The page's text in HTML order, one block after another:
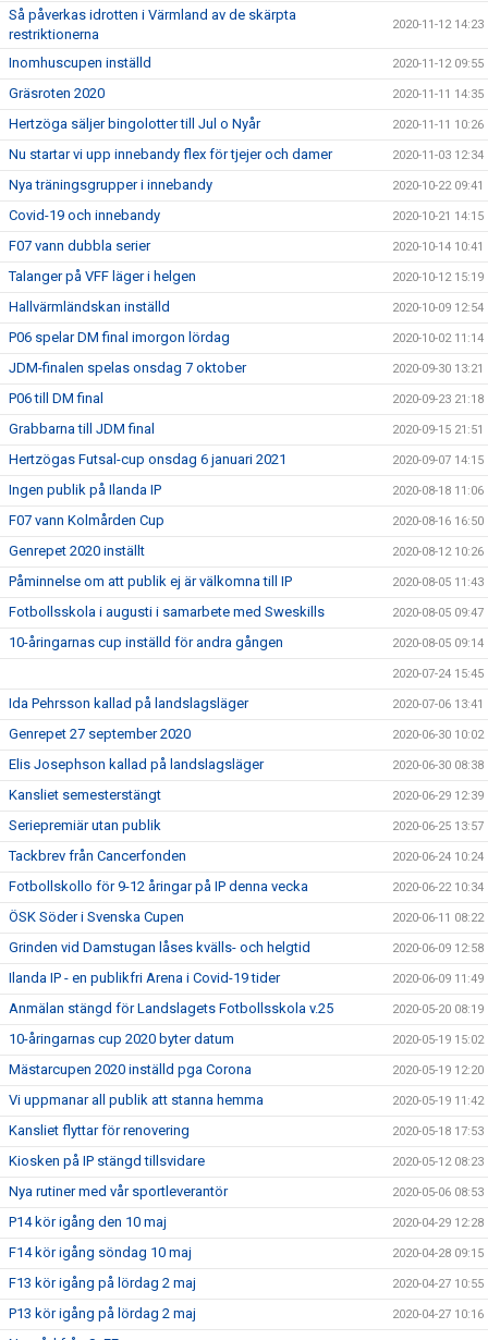
Så påverkas idrotten i Värmland av de skärpta
restriktionerna
2020-11-12 14:23
Inomhuscupen inställd 2020-11-12 09:55
Gräsroten 2020 2020-11-11 14:35
Hertzöga säljer bingolotter till Jul o Nyår 2020-11-11 10:26
Nu startar vi upp innebandy flex för tjejer och damer 2020-11-03 12:34
Nya träningsgrupper i innebandy 2020-10-22 09:41
Covid-19 och innebandy 2020-10-21 14:15
F07 vann dubbla serier 2020-10-14 10:41
Talanger på VFF läger i helgen 2020-10-12 15:19
Hallvärmländskan inställd 2020-10-09 12:54
P06 spelar DM final imorgon lördag 2020-10-02 11:14
JDM-finalen spelas onsdag 7 oktober 2020-09-30 13:21
P06 till DM final 2020-09-23 21:18
Grabbarna till JDM final 2020-09-15 21:51
Hertzögas Futsal-cup onsdag 6 januari 2021 2020-09-07 14:15
Ingen publik på Ilanda IP 2020-08-18 11:06
F07 vann Kolmården Cup 2020-08-16 16:50
Genrepet 2020 inställt 2020-08-12 10:26
Påminnelse om att publik ej är välkomna till IP 2020-08-05 11:43
Fotbollsskola i augusti i samarbete med Sweskills 2020-08-05 09:47
10-åringarnas cup inställd för andra gången 2020-08-05 09:14
2020-07-24 15:45
Ida Pehrsson kallad på landslagsläger 2020-07-06 13:41
Genrepet 27 september 2020 2020-06-30 10:02
Elis Josephson kallad på landslagsläger 2020-06-30 08:38
Kansliet semesterstängt 2020-06-29 12:39
Seriepremiär utan publik 2020-06-25 13:57
Tackbrev från Cancerfonden 2020-06-24 10:24
Fotbollskollo för 9-12 åringar på IP denna vecka 2020-06-22 10:34
ÖSK Söder i Svenska Cupen 2020-06-11 08:22
Grinden vid Damstugan låses kvälls- och helgtid 2020-06-09 12:58
Ilanda IP - en publikfri Arena i Covid-19 tider 2020-06-09 11:49
Anmälan stängd för Landslagets Fotbollsskola v.25 2020-05-20 08:19
10-åringarnas cup 2020 byter datum 2020-05-19 15:02
Mästarcupen 2020 inställd pga Corona 2020-05-19 12:20
Vi uppmanar all publik att stanna hemma 2020-05-19 11:42
Kansliet flyttar för renovering 2020-05-18 17:53
Kiosken på IP stängd tillsvidare 2020-05-12 08:23
Nya rutiner med vår sportleverantör 2020-05-06 08:53
P14 kör igång den 10 maj 2020-04-29 12:28
F14 kör igång söndag 10 maj 2020-04-28 09:15
F13 kör igång på lördag 2 maj 2020-04-27 10:55
P13 kör igång på lördag 2 maj 2020-04-27 10:16